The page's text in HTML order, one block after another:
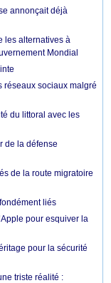
annonçait déjà
les alternatives à
Mondial
réseaux sociaux malgré
du littoral avec les
de la défense
de la route migratoire
liés
pour esquiver la
pour la sécurité
triste réalité :